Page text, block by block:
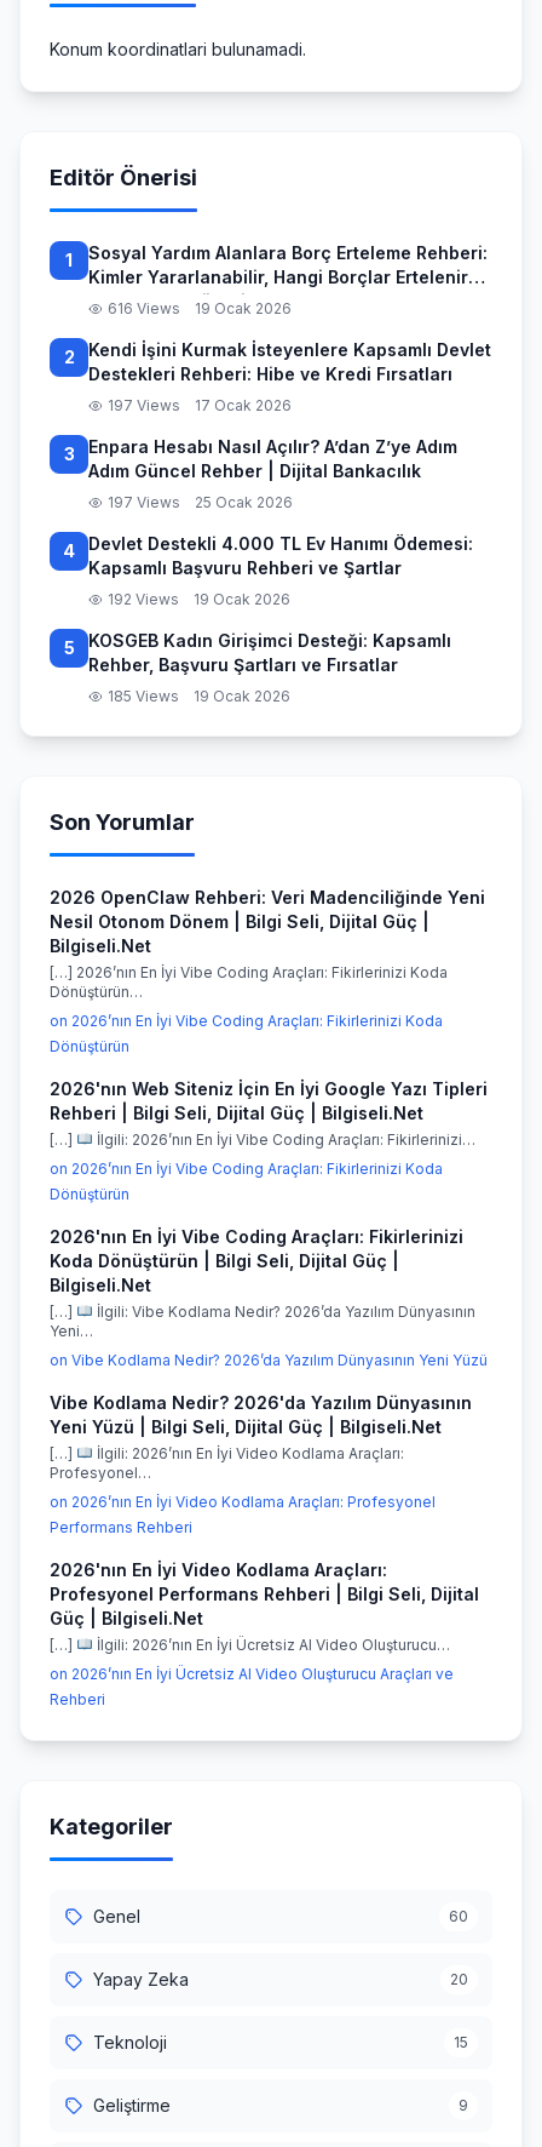
Konum koordinatlari bulunamadi.
Editör Önerisi
1
Sosyal Yardım Alanlara Borç Erteleme Rehberi:
Kimler Yararlanabilir, Hangi Borçlar Ertelenir
ve Başvuru Süreci
616 Views 19 Ocak 2026
2
Kendi İşini Kurmak İsteyenlere Kapsamlı Devlet
Destekleri Rehberi: Hibe ve Kredi Fırsatları
197 Views 17 Ocak 2026
3
Enpara Hesabı Nasıl Açılır? A’dan Z’ye Adım
Adım Güncel Rehber | Dijital Bankacılık
197 Views 25 Ocak 2026
4
Devlet Destekli 4.000 TL Ev Hanımı Ödemesi:
Kapsamlı Başvuru Rehberi ve Şartlar
192 Views 19 Ocak 2026
5
KOSGEB Kadın Girişimci Desteği: Kapsamlı
Rehber, Başvuru Şartları ve Fırsatlar
185 Views 19 Ocak 2026
Son Yorumlar
2026 OpenClaw Rehberi: Veri Madenciliğinde Yeni
Nesil Otonom Dönem | Bilgi Seli, Dijital Güç |
Bilgiseli.Net
[…] 2026’nın En İyi Vibe Coding Araçları: Fikirlerinizi Koda
Dönüştürün…
on 2026’nın En İyi Vibe Coding Araçları: Fikirlerinizi Koda
Dönüştürün
2026'nın Web Siteniz İçin En İyi Google Yazı Tipleri
Rehberi | Bilgi Seli, Dijital Güç | Bilgiseli.Net
[…]
İlgili: 2026’nın En İyi Vibe Coding Araçları: Fikirlerinizi…
on 2026’nın En İyi Vibe Coding Araçları: Fikirlerinizi Koda
Dönüştürün
2026'nın En İyi Vibe Coding Araçları: Fikirlerinizi
Koda Dönüştürün | Bilgi Seli, Dijital Güç |
Bilgiseli.Net
[…]
İlgili: Vibe Kodlama Nedir? 2026’da Yazılım Dünyasının
Yeni…
on Vibe Kodlama Nedir? 2026’da Yazılım Dünyasının Yeni Yüzü
Vibe Kodlama Nedir? 2026'da Yazılım Dünyasının
Yeni Yüzü | Bilgi Seli, Dijital Güç | Bilgiseli.Net
[…]
İlgili: 2026’nın En İyi Video Kodlama Araçları:
Profesyonel…
on 2026’nın En İyi Video Kodlama Araçları: Profesyonel
Performans Rehberi
2026'nın En İyi Video Kodlama Araçları:
Profesyonel Performans Rehberi | Bilgi Seli, Dijital
Güç | Bilgiseli.Net
[…]
İlgili: 2026’nın En İyi Ücretsiz AI Video Oluşturucu…
on 2026’nın En İyi Ücretsiz AI Video Oluşturucu Araçları ve
Rehberi
Kategoriler
Genel 60
Yapay Zeka 20
Teknoloji 15
Geliştirme 9